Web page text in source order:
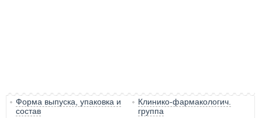
Форма выпуска, упаковка и
состав
Клинико-фармакологич.
группа